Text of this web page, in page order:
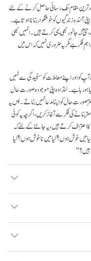
ترین مقام تک رسائی حاصل کرنے کے لئے
زندگیوں کو خوشگوار بنانا ہوتا ہے۔
کہ جانور بھی یہی کرتے ہیں۔ انہیں بھی
فکر ہے مگر یہ ضروری نہیں کہ اس میں
کو اور اپنے معاملات کو سنجیدگی سے نہیں
ہو رہا ہے۔ لہٰذا وہ اپنی موجودہ صورت حال
صورت حال کو اپنا مدعا نہیں بناتے۔ پس یہ
بنانے کی فکر سے آغاز کریں، اگرچہ یہ کوئی
کرتے ہیں، یہ جاننے کے لئے کہ
میں خوش ہوں؟ کیا میں ناخوش ہوں؟ کیا
ہیں؟ "